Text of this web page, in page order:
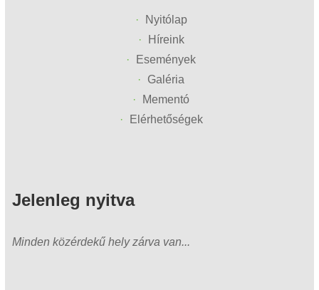
Nyitólap
Híreink
Események
Galéria
Mementó
Elérhetőségek
Jelenleg nyitva
Minden közérdekű hely zárva van...